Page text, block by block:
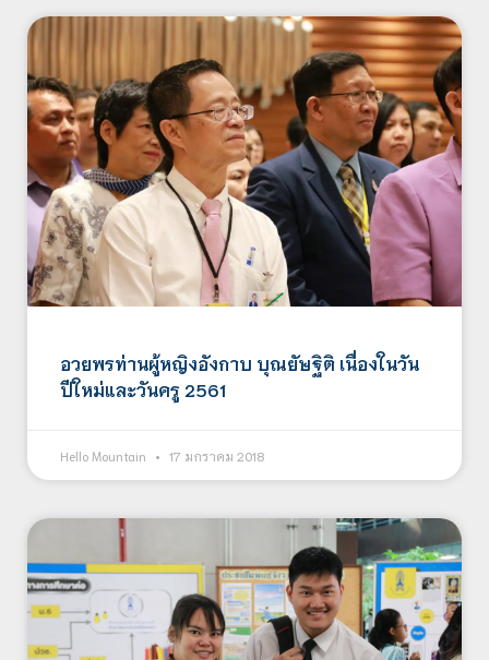
อวยพรท่านผู้หญิงอังกาบ บุณยัษฐิติ เนื่องในวัน
ปีใหม่และวันครู 2561
Hello Mountain 17 มกราคม 2018